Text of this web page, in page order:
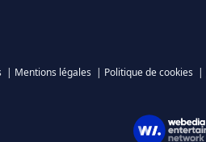
| Mentions légales | Politique de cookies |